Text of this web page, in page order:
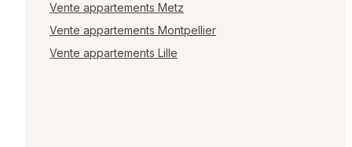
Vente appartements Metz
Vente appartements Montpellier
Vente appartements Lille